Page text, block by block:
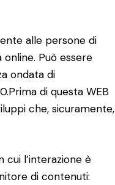
alle persone di
Può essere
ondata di
di questa WEB
che, sicuramente,
cui l’interazione è
di contenuti: